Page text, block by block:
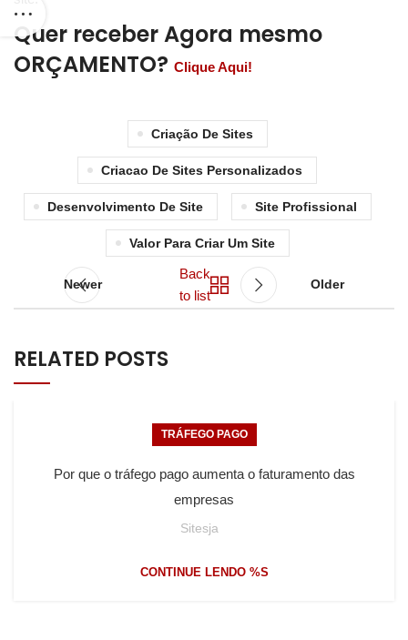
Quer receber Agora mesmo
ORÇAMENTO? Clique Aqui!
Criação De Sites
Criacao De Sites Personalizados
Desenvolvimento De Site Site Profissional
Valor Para Criar Um Site
Newer
Back
to list
Older
RELATED POSTS
TRÁFEGO PAGO
Por que o tráfego pago aumenta o faturamento das
empresas
Sitesja
CONTINUE LENDO %S